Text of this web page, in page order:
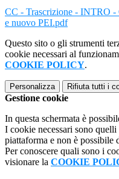
CC - Trascrizione - INTRO -
e nuovo PEI.pdf
Questo sito o gli strumenti
cookie necessari al
COOKIE POLICY.
Personalizza Rifiuta tutti i
Gestione cookie
In questa schermata è
I cookie necessari sono
piattaforma e non è possibile
Per conoscere quali sono i
visionare la COOKIE